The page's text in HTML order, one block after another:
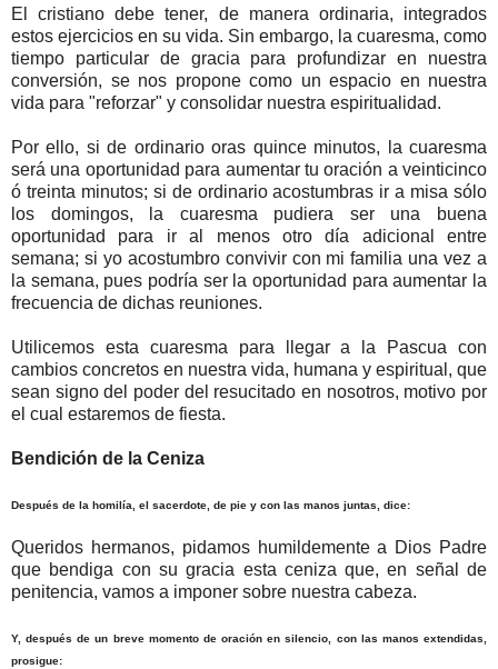
El cristiano debe tener, de manera ordinaria, integrados
estos ejercicios en su vida. Sin embargo, la cuaresma, como
tiempo particular de gracia para profundizar en nuestra
conversión, se nos propone como un espacio en nuestra
vida para "reforzar" y consolidar nuestra espiritualidad.
Por ello, si de ordinario oras quince minutos, la cuaresma
será una oportunidad para aumentar tu oración a veinticinco
ó treinta minutos; si de ordinario acostumbras ir a misa sólo
los domingos, la cuaresma pudiera ser una buena
oportunidad para ir al menos otro día adicional entre
semana; si yo acostumbro convivir con mi familia una vez a
la semana, pues podría ser la oportunidad para aumentar la
frecuencia de dichas reuniones.
Utilicemos esta cuaresma para llegar a la Pascua con
cambios concretos en nuestra vida, humana y espiritual, que
sean signo del poder del resucitado en nosotros, motivo por
el cual estaremos de fiesta.
Bendición de la Ceniza
Después de la homilía, el sacerdote, de pie y con las manos juntas, dice:
Queridos hermanos, pidamos humildemente a Dios Padre
que bendiga con su gracia esta ceniza que, en señal de
penitencia, vamos a imponer sobre nuestra cabeza.
Y, después de un breve momento de oración en silencio, con las manos extendidas,
prosigue: